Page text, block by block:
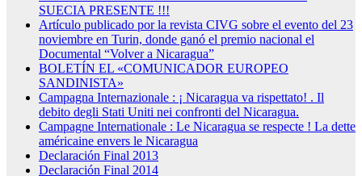
SUECIA PRESENTE !!!
Artículo publicado por la revista CIVG sobre el evento del 23
noviembre en Turin, donde ganó el premio nacional el
Documental “Volver a Nicaragua”
BOLETÍN EL «COMUNICADOR EUROPEO
SANDINISTA»
Campagna Internazionale : ¡ Nicaragua va rispettato! . Il
debito degli Stati Uniti nei confronti del Nicaragua.
Campagne Internationale : Le Nicaragua se respecte ! La dette
américaine envers le Nicaragua
Declaración Final 2013
Declaración Final 2014